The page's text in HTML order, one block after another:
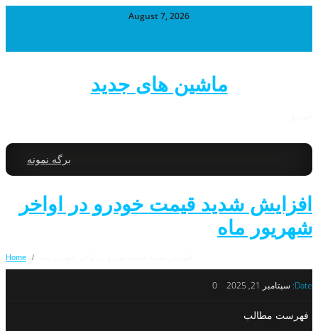
August 7, 2026
ماشین های جدید
برگه نمونه
افزایش شدید قیمت خودرو در اواخر
شهریور ماه
Home /
Date: سپتامبر 21, 2025 0
فهرست مطالب